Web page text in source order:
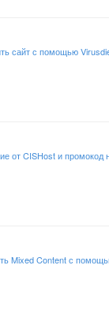
сайт с помощью
от CISHost и промокод
Mixed Content с